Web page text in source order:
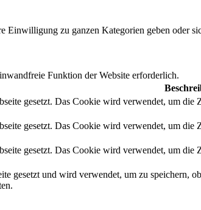
zu ganzen Kategorien geben oder
Funktion der Website erforderlich.
gesetzt. Das Cookie wird verwendet, um
gesetzt. Das Cookie wird verwendet, um
gesetzt. Das Cookie wird verwendet, um
gesetzt und wird verwendet, um zu speichern,